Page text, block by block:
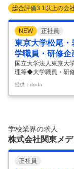
総合評価3.1 以上の会
NEW 正社員
東京大学松尾
学職員・研修
国立大学法人東京大
理等◆大学職員・研
容】 【東京大学松
研修企画/運営経験
生・社会人に向けて
働き方◎リモートワ
講座あたりの受講者
提供：doda
学校業界の求人
株式会社関東メ
正社員